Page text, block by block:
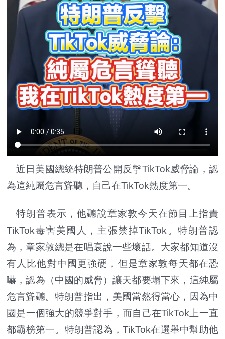
近日美國總統特朗普公開反擊TikTok威脅論，認
為這純屬危言聳聽，自己在TikTok熱度第一。
特朗普表示，他聽說章家敦今天在節目上指責
TikTok毒害美國人，主張禁掉TikTok。特朗普認
為，章家敦總是在唱衰說一些壞話。大家都知道沒
有人比他對中國更強硬，但是章家敦每天都在恐
嚇，認為（中國的威脅）讓天都要塌下來，這純屬
危言聳聽。特朗普指出，美國當然得當心，因為中
國是一個強大的競爭對手，而自己在TikTok上一直
都霸榜第一。特朗普認為，TikTok在選舉中幫助他